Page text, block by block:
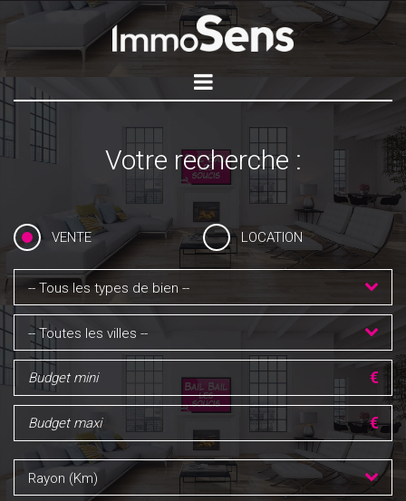
Votre recherche :
VENTE LOCATION
-- Tous les types de bien --
-- Toutes les villes --
Rayon (Km)